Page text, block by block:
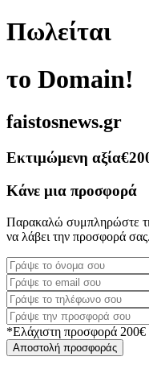
Πωλείται
το Domain!
faistosnews.gr
Εκτιμώμενη αξία
Κάνε μια προσφορά
Παρακαλώ συμπληρώστε
να λάβει την προσφορά σας.
*Ελάχιστη προσφορά 200€
Αποστολή προσφοράς